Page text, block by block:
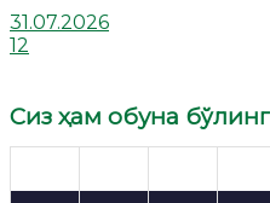
31.07.2026
12
Сиз ҳам обуна бўлинг